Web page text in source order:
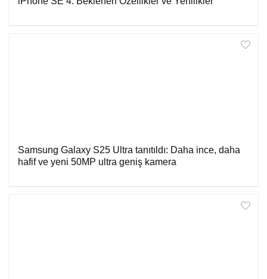
Samsung Galaxy S25 Ultra tanıtıldı: Daha ince, daha
hafif ve yeni 50MP ultra geniş kamera